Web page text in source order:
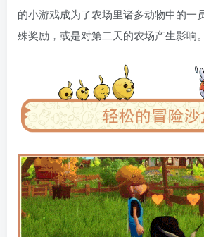
的小游戏成为了农场里诸多动物中的一
殊奖励，或是对第二天的农场产生影响。